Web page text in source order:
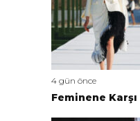
4 gün önce
Feminene Karşı